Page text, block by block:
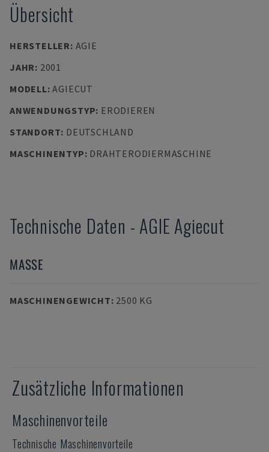
Übersicht
HERSTELLER: AGIE
JAHR: 2001
MODELL:AGIECUT
ANWENDUNGSTYP: ERODIEREN
STANDORT: DEUTSCHLAND
MASCHINENTYP: DRAHTERODIERMASCHINE
Technische Daten - AGIE Agiecut
MASSE
MASCHINENGEWICHT: 2500 KG
Zusätzliche Informationen
Maschinenvorteile
Technische Maschinenvorteile